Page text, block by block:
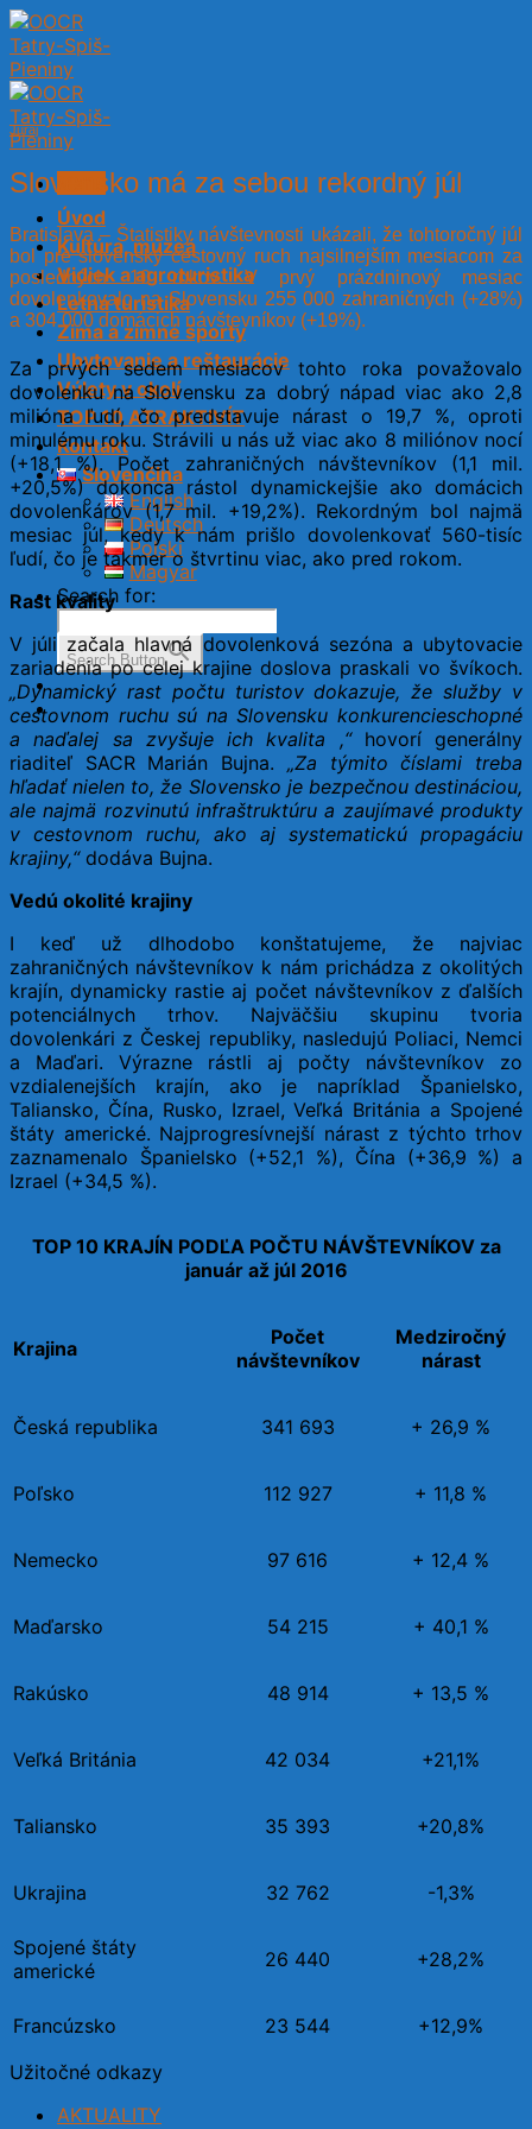
Skip
to
content
Úvod
Kultúra, múzeá
Vidiek a agroturistika
Letná turistika
Zima a zimné športy
Ubytovanie a reštaurácie
Výlety v okolí
TOP 10 ATRAKTIVÍT
Kontakt
Slovenčina
English
Deutsch
Polski
Magyar
Search for:
Search Button
Juraj
Slovensko má za sebou rekordný júl
Bratislava – Štatistiky návštevnosti ukázali, že tohtoročný júl
bol pre slovenský cestovný ruch najsilnejším mesiacom za
posledných 10 rokov. V prvý prázdninový mesiac
dovolenkovalo na Slovensku 255 000 zahraničných (+28%)
a 304 000 domácich návštevníkov (+19%).
Za prvých sedem mesiacov tohto roka považovalo
dovolenku na Slovensku za dobrý nápad viac ako 2,8
milióna ľudí, čo predstavuje nárast o 19,7 %, oproti
minulému roku. Strávili u nás už viac ako 8 miliónov nocí
(+18,1 %). Počet zahraničných návštevníkov (1,1 mil.
+20,5%) dokonca rástol dynamickejšie ako domácich
dovolenkárov (1,7 mil. +19,2%). Rekordným bol najmä
mesiac júl, kedy k nám prišlo dovolenkovať 560-tisíc
ľudí, čo je takmer o štvrtinu viac, ako pred rokom.
Rast kvality
V júli začala hlavná dovolenková sezóna a ubytovacie
zariadenia po celej krajine doslova praskali vo švíkoch.
„Dynamický rast počtu turistov dokazuje, že služby v
cestovnom ruchu sú na Slovensku konkurencieschopné
a naďalej sa zvyšuje ich kvalita ,“hovorí generálny
riaditeľ SACR Marián Bujna. „Za týmito číslami treba
hľadať nielen to, že Slovensko je bezpečnou destináciou,
ale najmä rozvinutú infraštruktúru a zaujímavé produkty
v cestovnom ruchu, ako aj systematickú propagáciu
krajiny,“dodáva Bujna.
Vedú okolité krajiny
I keď už dlhodobo konštatujeme, že najviac
zahraničných návštevníkov k nám prichádza z okolitých
krajín, dynamicky rastie aj počet návštevníkov z ďalších
potenciálnych trhov. Najväčšiu skupinu tvoria
dovolenkári z Českej republiky, nasledujú Poliaci, Nemci
a Maďari. Výrazne rástli aj počty návštevníkov zo
vzdialenejších krajín, ako je napríklad Španielsko,
Taliansko, Čína, Rusko, Izrael, Veľká Británia a Spojené
štáty americké. Najprogresívnejší nárast z týchto trhov
zaznamenalo Španielsko (+52,1 %), Čína (+36,9 %) a
Izrael (+34,5 %).
TOP 10 KRAJÍN PODĽA POČTU NÁVŠTEVNÍKOV za
január až júl 2016
Krajina
Počet
návštevníkov
Medziročný
nárast
Česká republika 341 693 + 26,9 %
Poľsko 112 927 + 11,8 %
Nemecko 97 616 + 12,4 %
Maďarsko 54 215 + 40,1 %
Rakúsko 48 914 + 13,5 %
Veľká Británia 42 034 +21,1%
Taliansko 35 393 +20,8%
Ukrajina 32 762 -1,3%
Spojené štáty
americké
26 440 +28,2%
Francúzsko 23 544
+12,9%
Užitočné odkazy
AKTUALITY